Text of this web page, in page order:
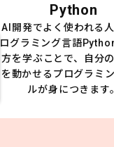
Python
AI開発でよく使われる
ログラミング言語
方を学ぶことで、自分
を動かせるプログラミ
ルが身につきます